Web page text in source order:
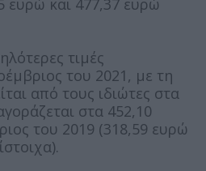
τιμές
του 2021, με τη
από τους ιδιώτες στα
στα 452,10
του 2019 (318,59 ευρώ